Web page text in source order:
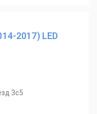
2017) LED
3с5